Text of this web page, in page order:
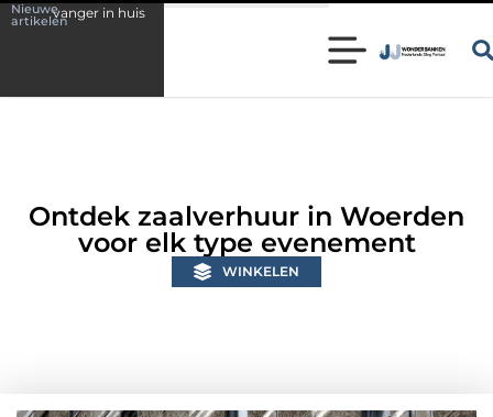
Nieuwe
artikelenWonen in een karakteristieke woning in Bunschoten? Controleer of
Ontdek zaalverhuur in Woerden
voor elk type evenement
WINKELEN